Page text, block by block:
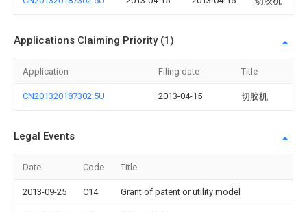
Applications Claiming Priority (1)
Application Filing date Title
CN201320187302.5U 2013-04-15 切胶机
Legal Events
Date Code Title
2013-09-25 C14 Grant of patent or utility model